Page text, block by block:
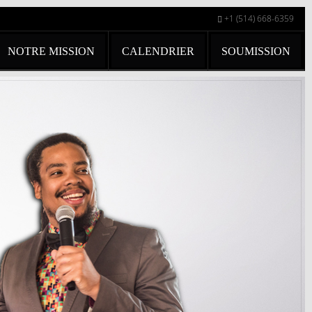
+1 (514) 668-6359
NOTRE MISSION CALENDRIER SOUMISSION